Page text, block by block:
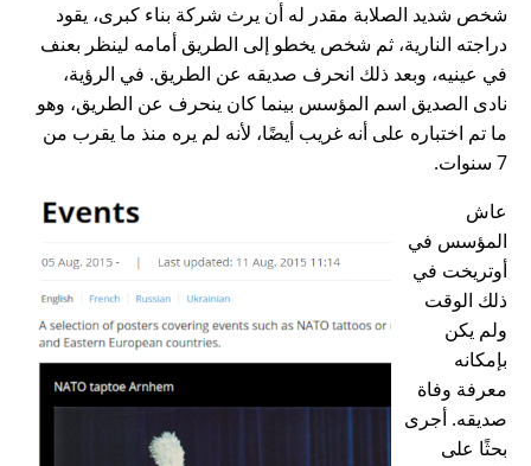
شخص شديد الصلابة مقدر له أن يرث شركة بناء كبرى، يقود
دراجته النارية، ثم شخص يخطو إلى الطريق أمامه لينظر بعنف
في عينيه، وبعد ذلك انحرف صديقه عن الطريق. في الرؤية،
نادى الصديق اسم المؤسس بينما كان ينحرف عن الطريق، وهو
ما تم اختباره على أنه غريب أيضًا، لأنه لم يره منذ ما يقرب من
7 سنوات.
عاش
المؤسس في
أوتريخت في
ذلك الوقت
ولم يكن
بإمكانه
معرفة وفاة
صديقه. أجرى
بحثًا على